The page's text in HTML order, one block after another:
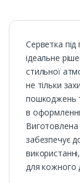
Серветка
ідеальне
стильної
не тільки
пошкоджень
в
Виготовлена
забезпечує
для кожного